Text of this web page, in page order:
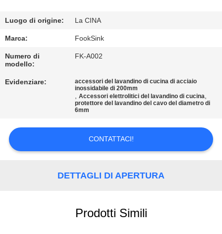
MAPPA
DEL
SITO
PRIVACY
Luogo di origine: La CINA
Marca: FookSink
Numero di
modello:
FK-A002
Evidenziare:
accessori del lavandino di cucina di acciaio
inossidabile di 200mm
,Accessori elettrolitici del lavandino di cucina,
protettore del lavandino del cavo del diametro di
6mm
CONTATTACI!
DETTAGLI DI APERTURA
Prodotti Simili